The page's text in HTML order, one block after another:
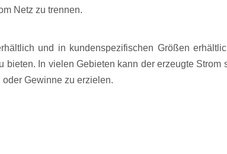
Netz zu trennen.
und in kundenspezifischen Größen
In vielen Gebieten kann der erzeugte Strom
Gewinne zu erzielen.